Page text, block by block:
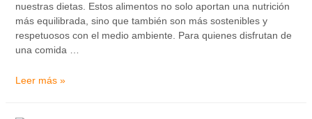
nuestras dietas. Estos alimentos no solo aportan una nutrición
más equilibrada, sino que también son más sostenibles y
respetuosos con el medio ambiente. Para quienes disfrutan de
una comida …
Leer más »